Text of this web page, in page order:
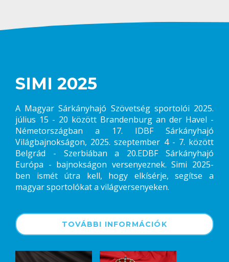
SIMI 2025
A Magyar Sárkányhajó Szövetség sportolói 2025.
július 15 - 20 között Brandenburg an der Havel -
Németországban a 17. IDBF Sárkányhajó
Világbajnokságon, 2025. szeptember 4 - 7. között
Belgrád - Szerbiában a 20.EDBF Sárkányhajó
Európa - bajnokságon versenyeznek. Simi 2025-
ben ismét útra kell, hogy elkísérje, segítse a
magyar sportolókat a világversenyeken.
TOVÁBBI INFORMÁCIÓK